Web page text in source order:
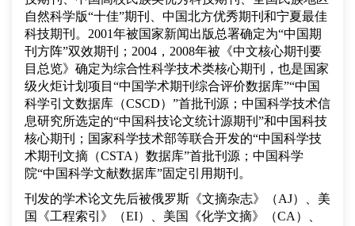
自然科学版“十佳”期刊、中国北方优秀期刊和宁夏最佳
科技期刊。2001年被国家新闻出版总署确定为“中国期
刊方阵”双效期刊；2004，2008年被《中文核心期刊要
目总览》确定为综合性科学技术类核心期刊，也是国家
级火炬计划项目“中国学术期刊综合评价数据库”“中国
科学引文数据库（CSCD）”首批刊源；中国科学技术信
息研究所选定的“中国科技论文统计源期刊”和中国科技
核心期刊；国家科学技术部等联合开发的“中国科学技
术期刊文摘（CSTA）数据库”首批刊源；中国科学
院“中国科学文献数据库”固定引用期刊。
刊发的学术论文先后被俄罗斯《文摘杂志》（AJ）、美
国《工程索引》（EI）、美国《化学文摘》（CA）、